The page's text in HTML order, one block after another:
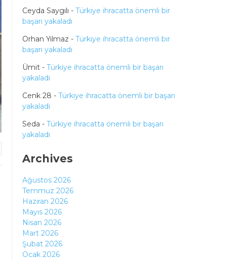
Ceyda Saygılı - Türkiye ihracatta önemli bir
başarı yakaladı
Orhan Yılmaz - Türkiye ihracatta önemli bir
başarı yakaladı
Ümit - Türkiye ihracatta önemli bir başarı
yakaladı
Cenk 28 - Türkiye ihracatta önemli bir başarı
yakaladı
Seda - Türkiye ihracatta önemli bir başarı
yakaladı
Archives
Ağustos 2026
Temmuz 2026
Haziran 2026
Mayıs 2026
Nisan 2026
Mart 2026
Şubat 2026
Ocak 2026